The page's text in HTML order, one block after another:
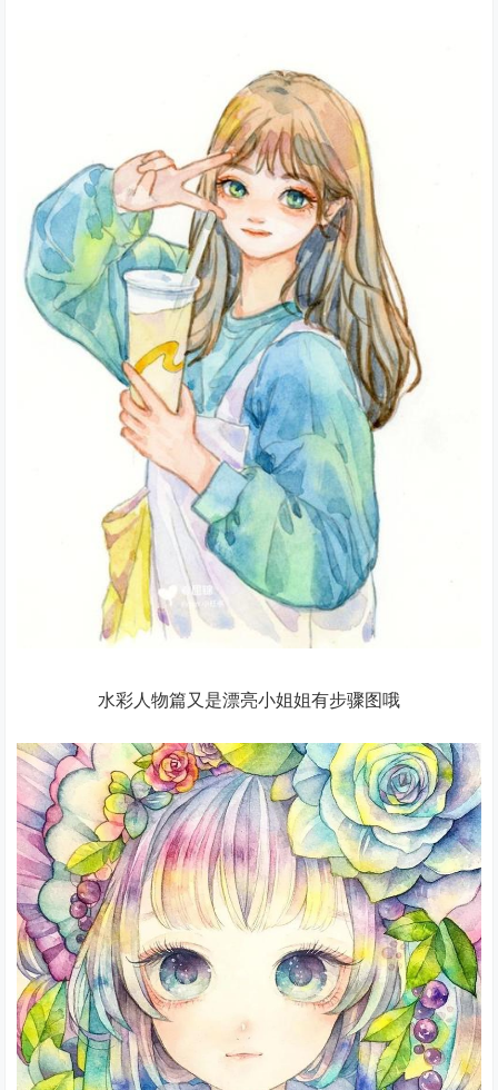
水彩人物篇又是漂亮小姐姐有步骤图哦